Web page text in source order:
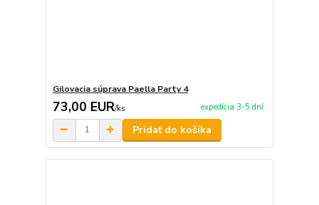
Gilovacia súprava Paella Party 4
73,00 EUR/ks expedícia 3-5 dní
Pridať do košíka